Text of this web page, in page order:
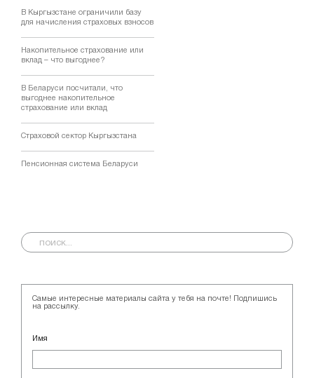
В Кыргызстане ограничили базу
для начисления страховых взносов
Накопительное страхование или
вклад – что выгоднее?
В Беларуси посчитали, что
выгоднее накопительное
страхование или вклад
Страховой сектор Кыргызстана
Пенсионная система Беларуси
Самые интересные материалы сайта у тебя на почте! Подпишись
на рассылку.
Имя